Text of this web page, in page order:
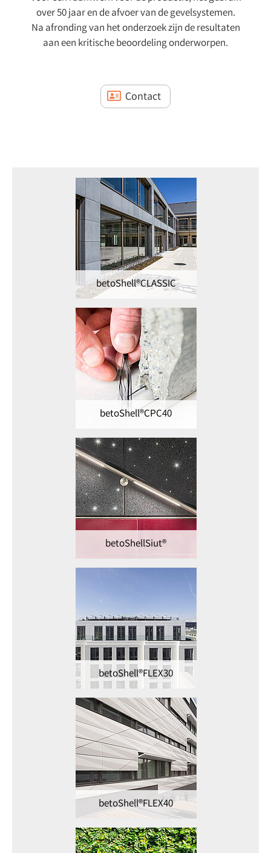
over 50 jaar en de afvoer van de gevelsystemen.
Na afronding van het onderzoek zijn de resultaten
aan een kritische beoordeling onderworpen.
Contact
betoShell®CLASSIC
betoShell®CPC40
betoShellSiut®
betoShell®FLEX30
betoShell®FLEX40